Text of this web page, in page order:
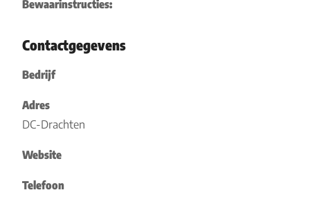
Bewaarinstructies:
Contactgegevens
Bedrijf
Adres
DC-Drachten
Website
Telefoon